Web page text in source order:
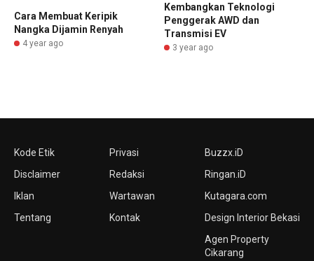
Cara Membuat Keripik
Nangka Dijamin Renyah
4 year ago
Kembangkan Teknologi
Penggerak AWD dan
Transmisi EV
3 year ago
Kode Etik
Disclaimer
Iklan
Tentang
Privasi
Redaksi
Wartawan
Kontak
Buzzx.iD
Ringan.iD
Kutagara.com
Design Interior Bekasi
Agen Property
Cikarang